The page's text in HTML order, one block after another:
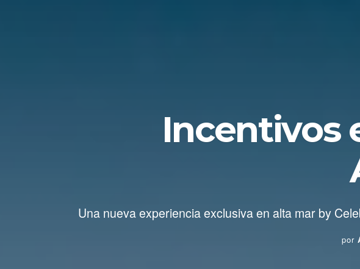
Incentivos
Una nueva experiencia exclusiva en alta mar by
por